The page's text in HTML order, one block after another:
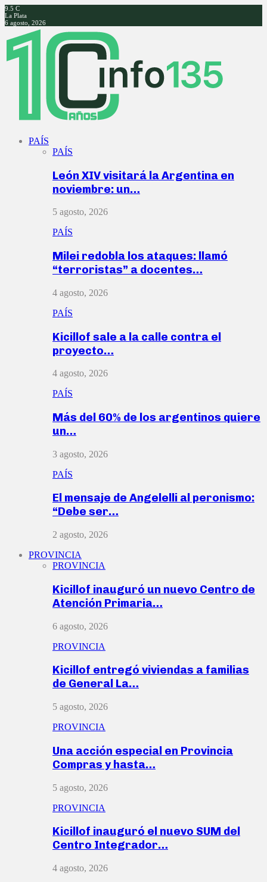
9.5 C
La Plata
6 agosto, 2026
Facebook
Twitter
Instagram
Youtube
PAÍS
PAÍS
León XIV visitará la Argentina en
noviembre: un…
5 agosto, 2026
PAÍS
Milei redobla los ataques: llamó
“terroristas” a docentes…
4 agosto, 2026
PAÍS
Kicillof sale a la calle contra el
proyecto…
4 agosto, 2026
PAÍS
Más del 60% de los argentinos quiere
un…
3 agosto, 2026
PAÍS
El mensaje de Angelelli al peronismo:
“Debe ser…
2 agosto, 2026
PROVINCIA
PROVINCIA
Kicillof inauguró un nuevo Centro de
Atención Primaria…
6 agosto, 2026
PROVINCIA
Kicillof entregó viviendas a familias
de General La…
5 agosto, 2026
PROVINCIA
Una acción especial en Provincia
Compras y hasta…
5 agosto, 2026
PROVINCIA
Kicillof inauguró el nuevo SUM del
Centro Integrador…
4 agosto, 2026